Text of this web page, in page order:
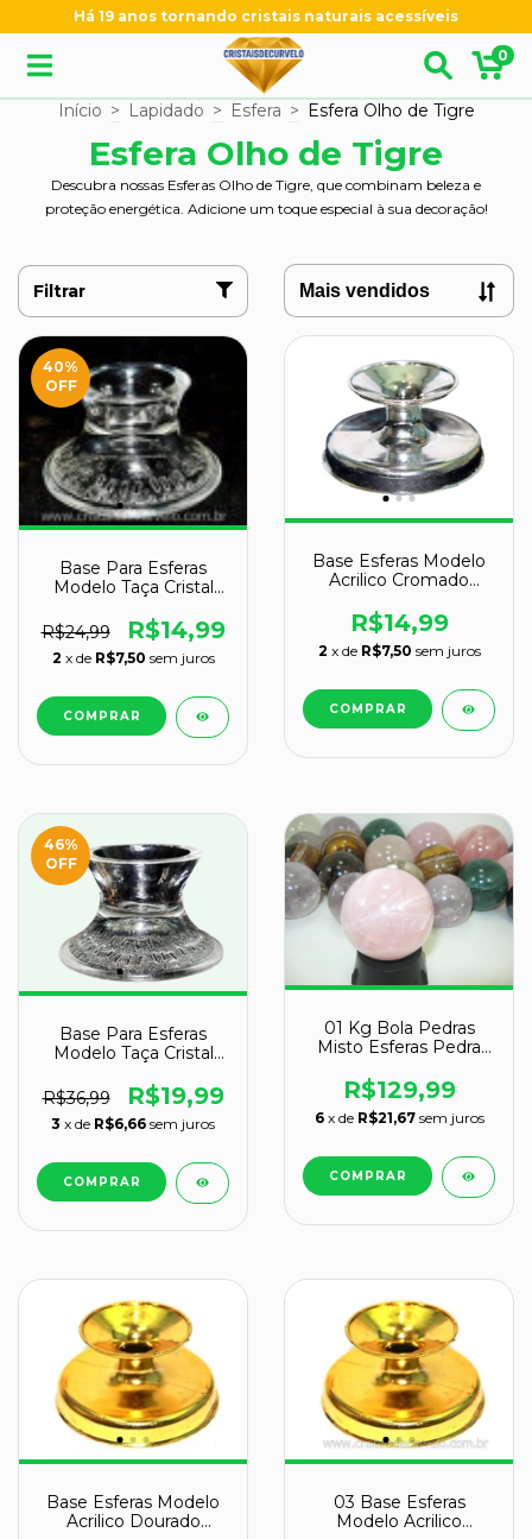
Há 19 anos tornando cristais naturais acessíveis
0
Início > Lapidado > Esfera > Esfera Olho de Tigre
Esfera Olho de Tigre
Descubra nossas Esferas Olho de Tigre, que combinam beleza e
proteção energética. Adicione um toque especial à sua decoração!
Filtrar
40%
OFF
Base Para Esferas
Modelo Taça Cristal
Esferas de 150 a 900gr
R$24,99 R$14,99
2 x de R$7,50 sem juros
Base Esferas Modelo
Acrilico Cromado
R$14,99
2 x de R$7,50 sem juros
46%
OFF
Base Para Esferas
Modelo Taça Cristal
Esferas de 1kg a 6kg
JB1890
R$36,99 R$19,99
3 x de R$6,66 sem juros
01 Kg Bola Pedras
Misto Esferas Pedra
ATACADO
R$129,99
6 x de R$21,67 sem juros
Base Esferas Modelo
Acrilico Dourado
03 Base Esferas
Modelo Acrilico